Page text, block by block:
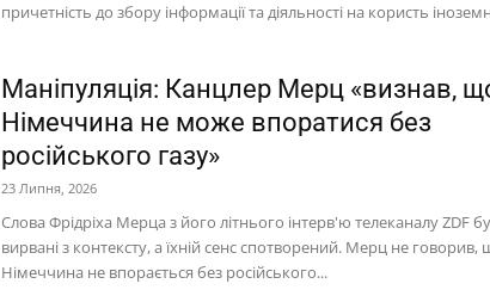
причетність до збору інформації та діяльності на користь
Маніпуляція: Канцлер Мерц «визнав,
Німеччина не може впоратися без
російського газу»
23 Липня, 2026
Слова Фрідріха Мерца з його літнього інтерв'ю телеканалу ZDF
вирвані з контексту, а їхній сенс спотворений. Мерц не говорив,
Німеччина не впорається без російського...